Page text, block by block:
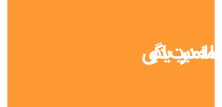
هیات امنایی